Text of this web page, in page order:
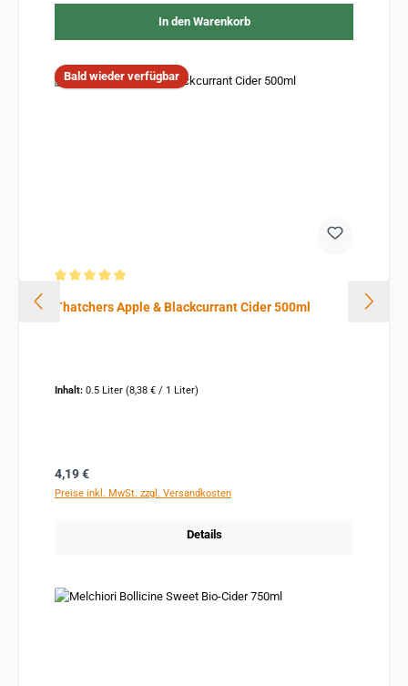
In den Warenkorb
Bald wieder verfügbar
Thatchers Apple & Blackcurrant Cider 500ml
Inhalt: 0.5 Liter (8,38 € / 1 Liter)
Regulärer Preis:
4,19 €
Preise inkl. MwSt. zzgl. Versandkosten
Details